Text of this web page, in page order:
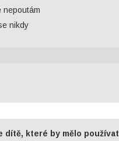
nikdy
dítě, které by mělo používat